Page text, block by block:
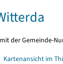
mit der Gemeinde-
Kartenansicht im